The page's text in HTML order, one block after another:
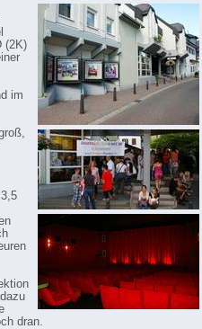
(2K)
im
dran.